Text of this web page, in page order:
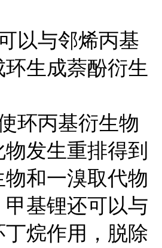
以与邻烯丙基
生成萘酚衍生
环丙基衍生物
发生重排得到
和一溴取代物
基锂还可以与
烷作用，脱除